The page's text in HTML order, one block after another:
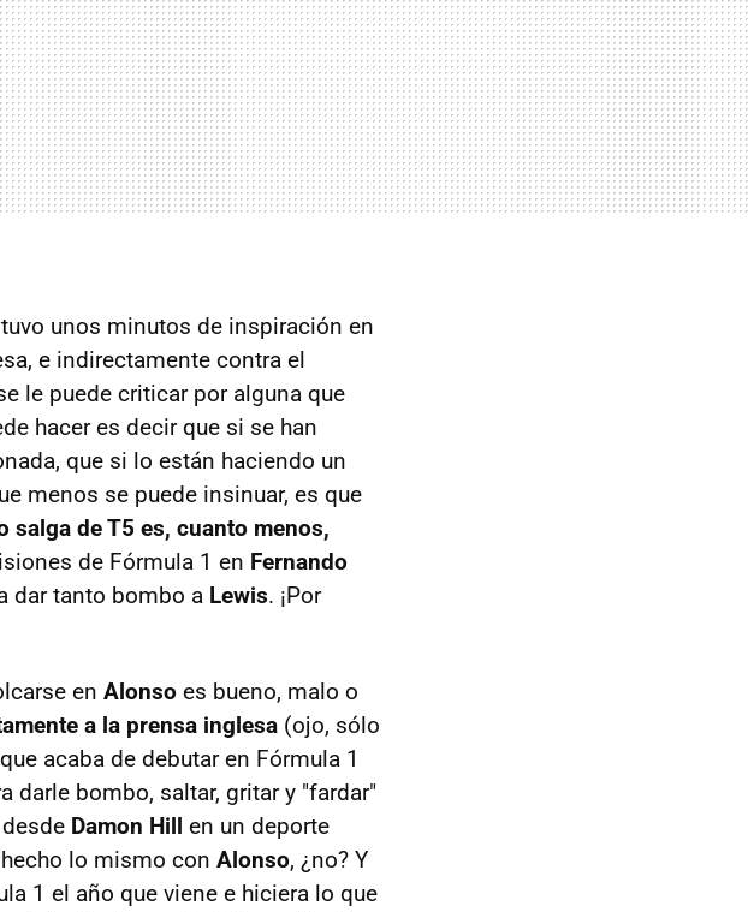
unos minutos de inspiración en
e indirectamente contra el
le puede criticar por alguna que
hacer es decir que si se han
que si lo están haciendo un
menos se puede insinuar, es que
salga de T5 es, cuanto menos,
de Fórmula 1 en Fernando
dar tanto bombo a Lewis. ¡Por
en Alonso es bueno, malo o
a la prensa inglesa (ojo, sólo
acaba de debutar en Fórmula 1
darle bombo, saltar, gritar y "fardar"
Damon Hill en un deporte
lo mismo con Alonso, ¿no? Y
1 el año que viene e hiciera lo que